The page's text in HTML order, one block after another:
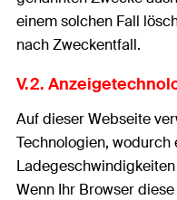
einem solchen Fall
nach Zweckentfall.
V.2.
Auf dieser Webseite
Technologien,
Wenn Ihr Browser